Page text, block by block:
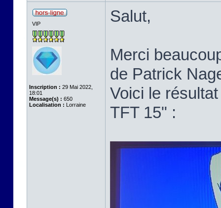
VIP
Inscription : 29 Mai 2022,
18:01
Message(s) : 650
Localisation : Lorraine
Salut,
Merci
de Patrick
Voici le
TFT 15" :